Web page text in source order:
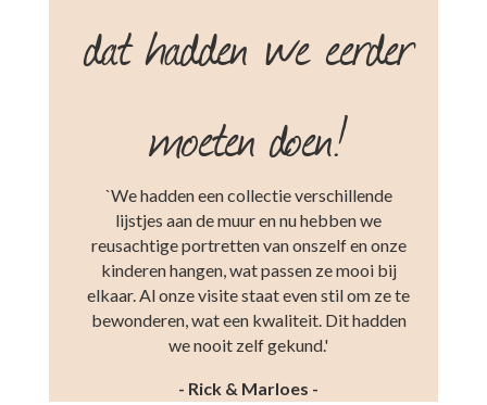
dat hadden we eerder
moeten doen!
`We hadden een collectie verschillende
lijstjes aan de muur en nu hebben we
reusachtige portretten van onszelf en onze
kinderen hangen, wat passen ze mooi bij
elkaar. Al onze visite staat even stil om ze te
bewonderen, wat een kwaliteit. Dit hadden
we nooit zelf gekund.'
- Rick & Marloes -